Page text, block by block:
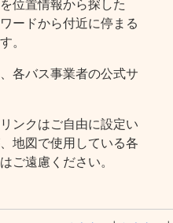
位置情報から探した
ードから付近に停まる
。
各バス事業者の公式サ
ンクはご自由に設定い
地図で使用している各
ご遠慮ください。